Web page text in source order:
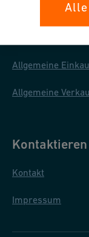
Whistleblowing
Allgemeine
Allgemeine
Kontaktieren
Kontakt
Impressum
Alle